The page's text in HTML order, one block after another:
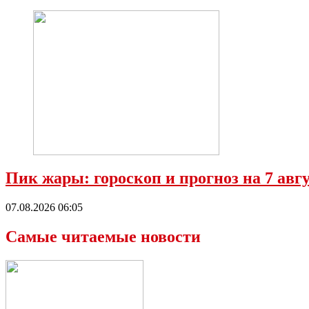
Пик жары: гороскоп и прогноз на 7
07.08.2026 06:05
Самые читаемые новости